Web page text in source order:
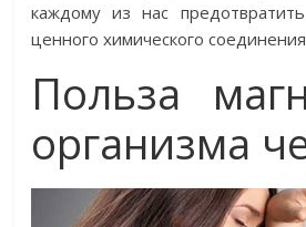
каждому из нас
ценного химического
Польза
организма